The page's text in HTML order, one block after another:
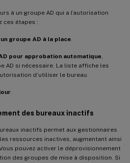
à un groupe AD qui a l’autorisation
ces étapes :
groupe AD à la place.
pour approbation automatique,
AD si nécessaire. La liste affiche les
d’utiliser le bureau.
.
des bureaux inactifs
inactifs permet aux gestionnaires
ressources inactives, augmentant ainsi
pouvez activer le déprovisionnement
des groupes de mise à disposition. Si